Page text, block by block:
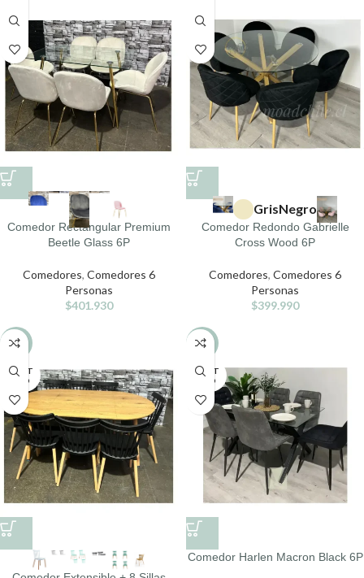
Comedor Rectangular Premium
Beetle Glass 6P
Comedores, Comedores 6
Personas
$401.930
GrisNegro
Comedor Redondo Gabrielle
Cross Wood 6P
Comedores, Comedores 6
Personas
$399.990
-5%
AGOT
ADO
-10%
AGOT
ADO
Comedor Harlen Macron Black 6P